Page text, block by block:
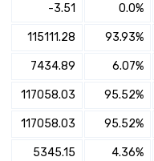
0.0%
-3.51
93.93%
115111.28
6.07%
7434.89
95.52%
117058.03
95.52%
117058.03
4.36%
5345.15